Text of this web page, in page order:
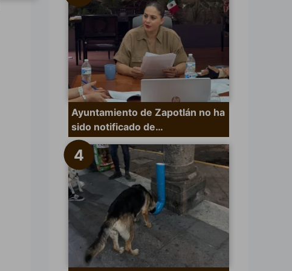
Ayuntamiento de Zapotlán no ha
sido notificado de…